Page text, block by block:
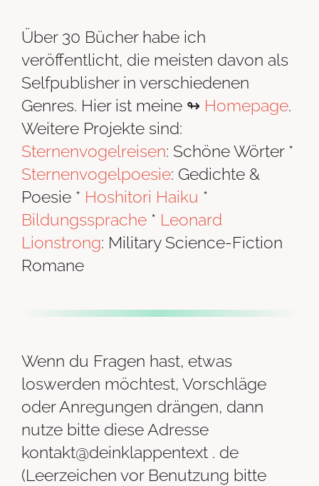
Über 30 Bücher habe ich
veröffentlicht, die meisten davon als
Selfpublisher in verschiedenen
Genres. Hier ist meine ↬ Homepage.
Weitere Projekte sind:
Sternenvogelreisen: Schöne Wörter *
Sternenvogelpoesie: Gedichte &
Poesie * Hoshitori Haiku *
Bildungssprache * Leonard
Lionstrong: Military Science-Fiction
Romane
Wenn du Fragen hast, etwas
loswerden möchtest, Vorschläge
oder Anregungen drängen, dann
nutze bitte diese Adresse
kontakt@deinklappentext . de
(Leerzeichen vor Benutzung bitte